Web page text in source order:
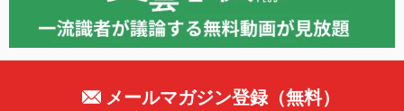
メールマガジン登録（無料）